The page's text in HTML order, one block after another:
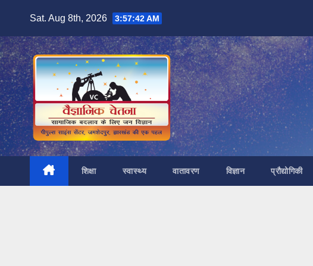
content
Sat. Aug 8th, 2026 3:57:43 AM
शिक्षा स्वास्थ्य वातावरण विज्ञान प्रौद्योगिकी